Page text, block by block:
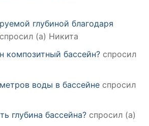
глубиной благодаря
спросил (а) Никита
композитный бассейн? спросил
воды в бассейне спросил
глубина бассейна? спросил (а)